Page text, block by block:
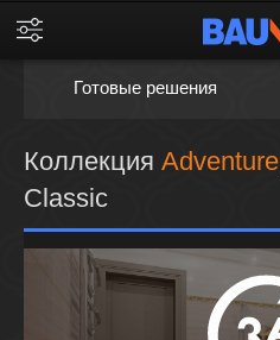
Готовые решения
Коллекция Adventure
Classic